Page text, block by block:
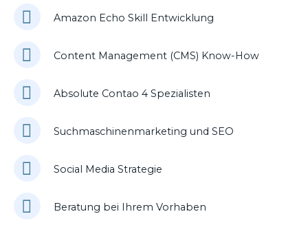
Amazon Echo Skill Entwicklung
Content Management (CMS) Know-How
Absolute Contao 4 Spezialisten
Suchmaschinenmarketing und SEO
Social Media Strategie
Beratung bei Ihrem Vorhaben